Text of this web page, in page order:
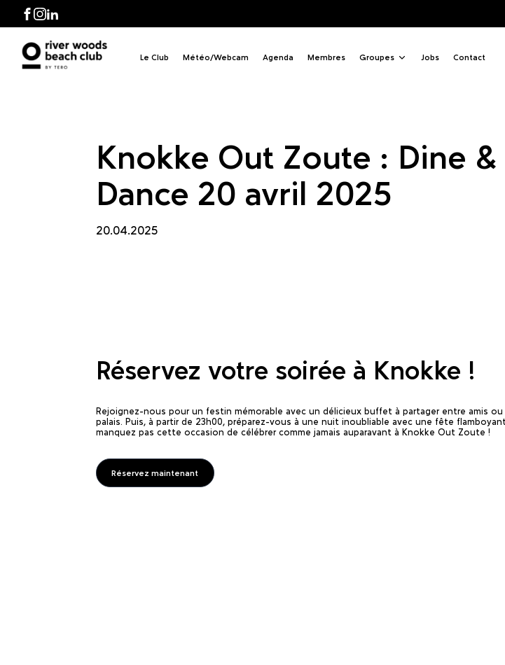
Facebook
Instagram
LinkedIn
Le Club Météo/Webcam Agenda Membres Groupes Jobs Contact
&
Knokke Out Zoute : Dine &
Dance 20 avril 2025
20.04.2025
Réservez votre soirée à Knokke !
Rejoignez-nous pour un festin mémorable avec un délicieux buffet à partager entre amis
palais. Puis, à partir de 23h00, préparez-vous à une nuit inoubliable avec une fête
manquez pas cette occasion de célébrer comme jamais auparavant à Knokke Out Zoute !
Réservez maintenant